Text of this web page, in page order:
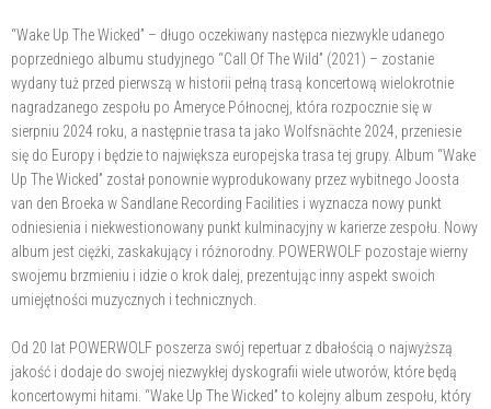
“Wake Up The Wicked” – długo oczekiwany następca niezwykle udanego
poprzedniego albumu studyjnego “Call Of The Wild” (2021) – zostanie
wydany tuż przed pierwszą w historii pełną trasą koncertową wielokrotnie
nagradzanego zespołu po Ameryce Północnej, która rozpocznie się w
sierpniu 2024 roku, a następnie trasa ta jako Wolfsnächte 2024, przeniesie
się do Europy i będzie to największa europejska trasa tej grupy. Album “Wake
Up The Wicked” został ponownie wyprodukowany przez wybitnego Joosta
van den Broeka w Sandlane Recording Facilities i wyznacza nowy punkt
odniesienia i niekwestionowany punkt kulminacyjny w karierze zespołu. Nowy
album jest ciężki, zaskakujący i różnorodny. POWERWOLF pozostaje wierny
swojemu brzmieniu i idzie o krok dalej, prezentując inny aspekt swoich
umiejętności muzycznych i technicznych.
Od 20 lat POWERWOLF poszerza swój repertuar z dbałością o najwyższą
jakość i dodaje do swojej niezwykłej dyskografii wiele utworów, które będą
koncertowymi hitami. “Wake Up The Wicked” to kolejny album zespołu, który